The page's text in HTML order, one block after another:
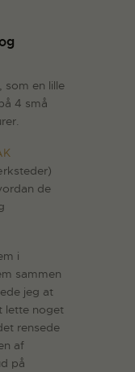
en lille
4 små
de
i
sammen
jeg at
lette noget
rensede
af
på